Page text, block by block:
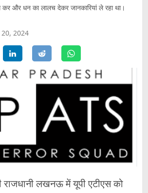
कर और धन का लालच देकर जानकारियां ले रहा था।
2024
राजधानी लखनऊ में यूपी एटीएस को